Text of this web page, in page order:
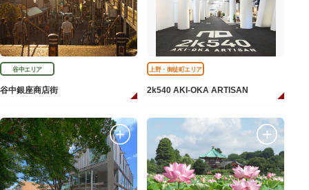
谷中エリア
谷中銀座商店街
上野・御徒町エリア
2k540 AKI-OKA ARTISAN